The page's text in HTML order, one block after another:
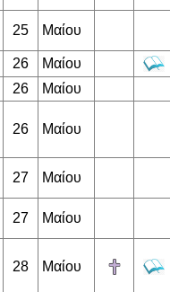
25 Μαίου
26
Μαίου
26
Μαίου
26 Μαίου
27 Μαίου
27 Μαίου
28 Μαίου